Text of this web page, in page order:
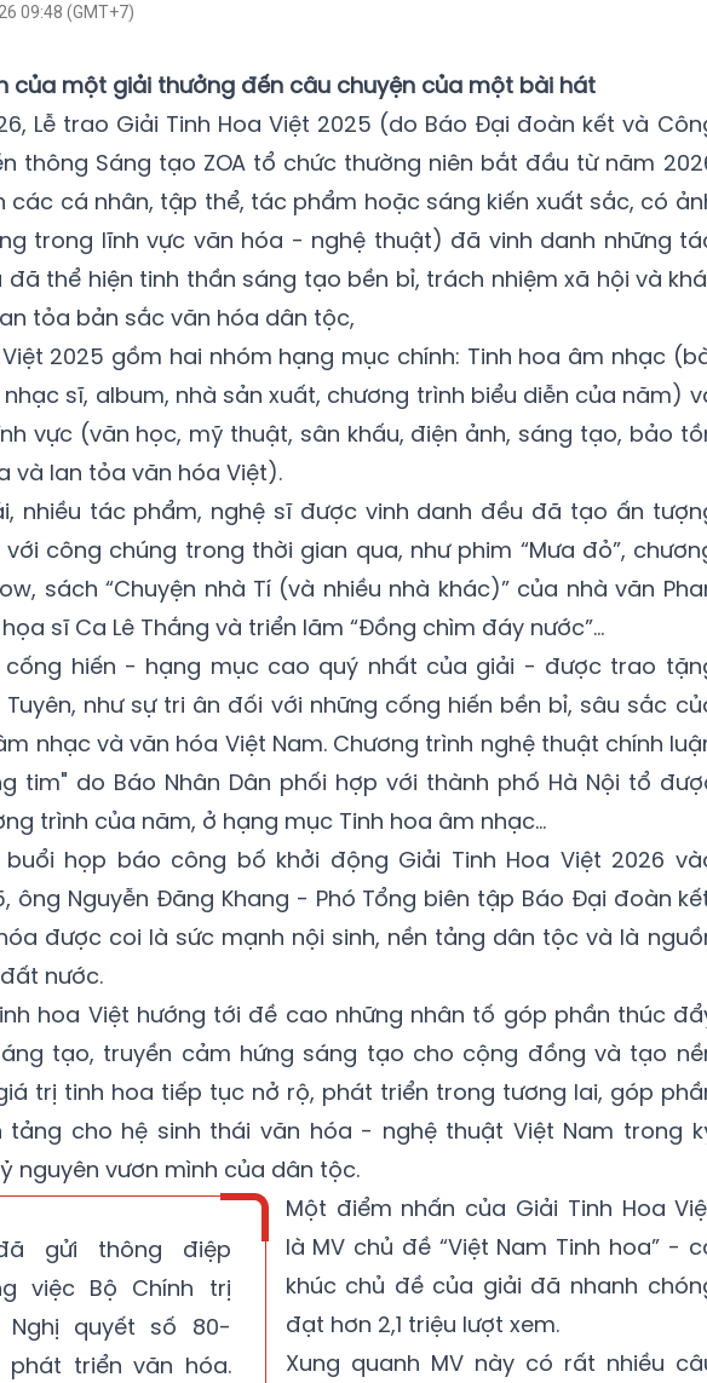
09:48 (GMT+7)
của một giải thưởng đến câu chuyện của một bài hát
Lễ trao Giải Tinh Hoa Việt 2025 (do Báo Đại đoàn kết và
thông Sáng tạo ZOA tổ chức thường niên bắt đầu từ năm
các cá nhân, tập thể, tác phẩm hoặc sáng kiến xuất sắc, có
trong lĩnh vực văn hóa - nghệ thuật) đã vinh danh những
thể hiện tinh thần sáng tạo bền bỉ, trách nhiệm xã hội và
tỏa bản sắc văn hóa dân tộc,
Việt 2025 gồm hai nhóm hạng mục chính: Tinh hoa âm nhạc
nhạc sĩ, album, nhà sản xuất, chương trình biểu diễn của năm)
vực (văn học, mỹ thuật, sân khấu, điện ảnh, sáng tạo, bảo
và lan tỏa văn hóa Việt).
nhiều tác phẩm, nghệ sĩ được vinh danh đều đã tạo ấn
công chúng trong thời gian qua, như phim “Mưa đỏ”,
sách “Chuyện nhà Tí (và nhiều nhà khác)” của nhà văn
sĩ Ca Lê Thắng và triển lãm “Đồng chìm đáy nước”...
cống hiến - hạng mục cao quý nhất của giải - được trao
Tuyên, như sự tri ân đối với những cống hiến bền bỉ, sâu sắc
nhạc và văn hóa Việt Nam. Chương trình nghệ thuật chính
tim" do Báo Nhân Dân phối hợp với thành phố Hà Nội tổ
trình của năm, ở hạng mục Tinh hoa âm nhạc...
họp báo công bố khởi động Giải Tinh Hoa Việt 2026
ông Nguyễn Đăng Khang - Phó Tổng biên tập Báo Đại đoàn
được coi là sức mạnh nội sinh, nền tảng dân tộc và là
nước.
hoa Việt hướng tới đề cao những nhân tố góp phần thúc
tạo, truyền cảm hứng sáng tạo cho cộng đồng và tạo
trị tinh hoa tiếp tục nở rộ, phát triển trong tương lai, góp
tảng cho hệ sinh thái văn hóa - nghệ thuật Việt Nam trong
nguyên vươn mình của dân tộc.
đã gửi thông điệp
việc Bộ Chính trị
Nghị quyết số 80-
phát triển văn hóa.
Một điểm nhấn của Giải Tinh Hoa
là MV chủ đề “Việt Nam Tinh hoa” -
khúc chủ đề của giải đã nhanh
đạt hơn 2,1 triệu lượt xem.
Xung quanh MV này có rất nhiều